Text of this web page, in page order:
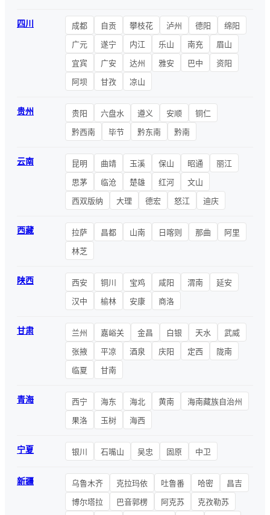
四川 成都 自贡 攀枝花 泸州 德阳 绵阳
广元 遂宁 内江 乐山 南充 眉山
宜宾 广安 达州 雅安 巴中 资阳
阿坝 甘孜 凉山
贵州 贵阳 六盘水 遵义 安顺 铜仁
黔西南 毕节 黔东南 黔南
云南 昆明 曲靖 玉溪 保山 昭通 丽江
思茅 临沧 楚雄 红河 文山
西双版纳 大理 德宏 怒江 迪庆
西藏 拉萨 昌都 山南 日喀则 那曲 阿里
林芝
陕西 西安 铜川 宝鸡 咸阳 渭南 延安
汉中 榆林 安康 商洛
甘肃 兰州 嘉峪关 金昌 白银 天水 武威
张掖 平凉 酒泉 庆阳 定西 陇南
临夏 甘南
青海 西宁 海东 海北 黄南 海南藏族自治州
果洛 玉树 海西
宁夏 银川 石嘴山 吴忠 固原 中卫
新疆 乌鲁木齐 克拉玛依 吐鲁番 哈密 昌吉
博尔塔拉 巴音郭楞 阿克苏 克孜勒苏